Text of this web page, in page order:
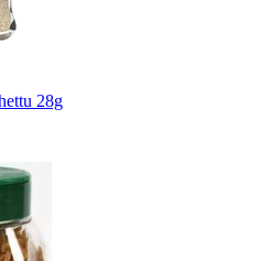
28g